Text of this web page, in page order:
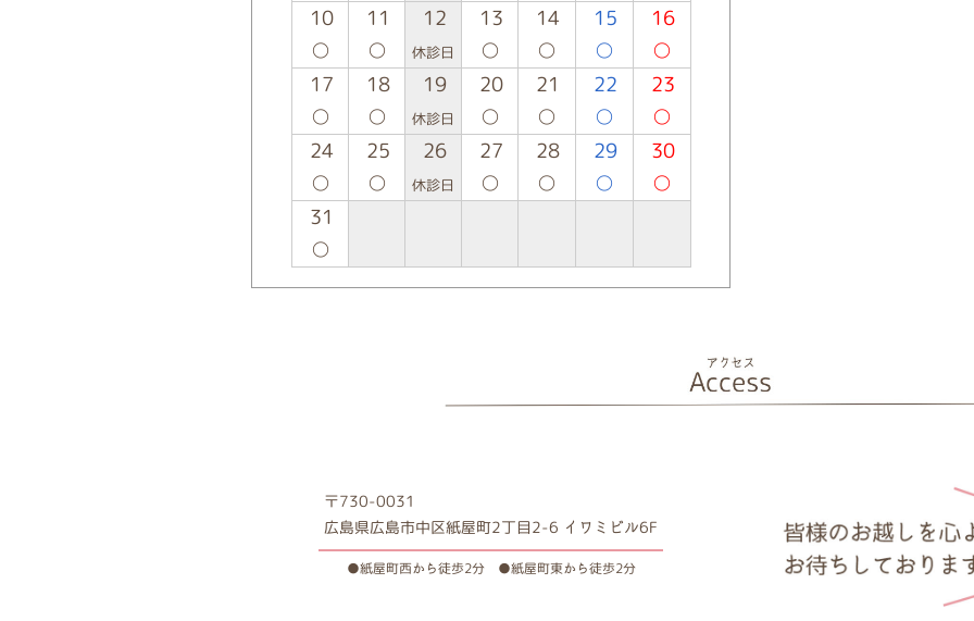
10
○
11
○
12
休診日
13
○
14
○
15
○
16
○
17
○
18
○
19
休診日
20
○
21
○
22
○
23
○
24
○
25
○
26
休診日
27
○
28
○
29
○
30
○
31
○
〒730-0031
広島県広島市中区紙屋町2丁目2-6 イワミビル6F
●紙屋町西から徒歩2分 ●紙屋町東から徒歩2分